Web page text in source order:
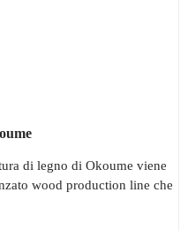
di legno di Okoume viene
wood production line che